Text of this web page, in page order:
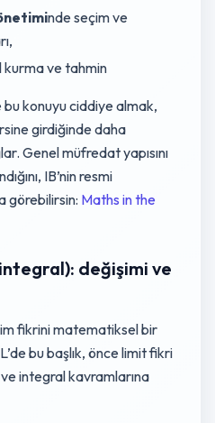
nde seçim ve
kurma ve tahmin
bu konuyu ciddiye almak,
girdiğinde daha
Genel müfredat yapısını
IB’nin resmi
görebilirsin: Maths in the
değişimi ve
fikrini matematiksel bir
bu başlık, önce limit fikri
integral kavramlarına